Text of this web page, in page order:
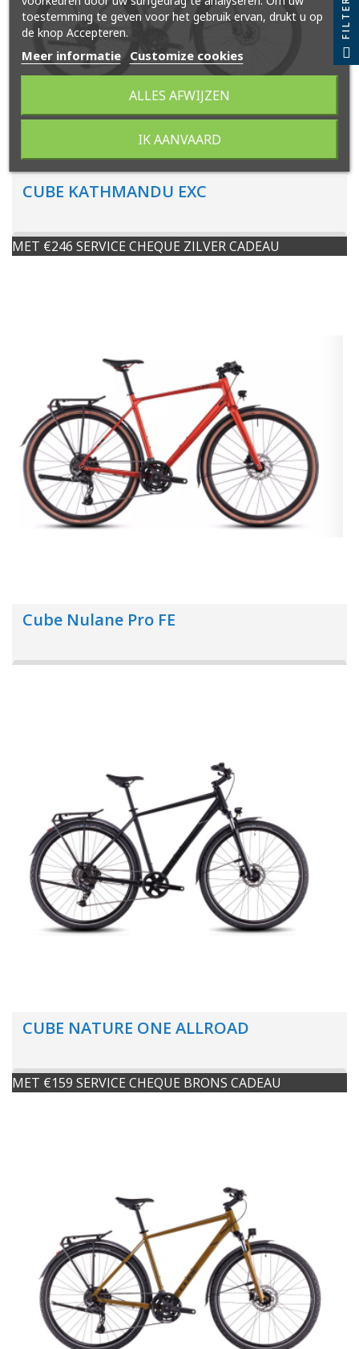
CUBE KATHMANDU EXC
MET €246 SERVICE CHEQUE ZILVER CADEAU
Cube Nulane Pro FE
CUBE NATURE ONE ALLROAD
MET €159 SERVICE CHEQUE BRONS CADEAU
toestemming te geven voor het gebruik ervan, drukt u op
de knop Accepteren.
Meer informatie Customize cookies
ALLES AFWIJZEN
IK AANVAARD
FILTER